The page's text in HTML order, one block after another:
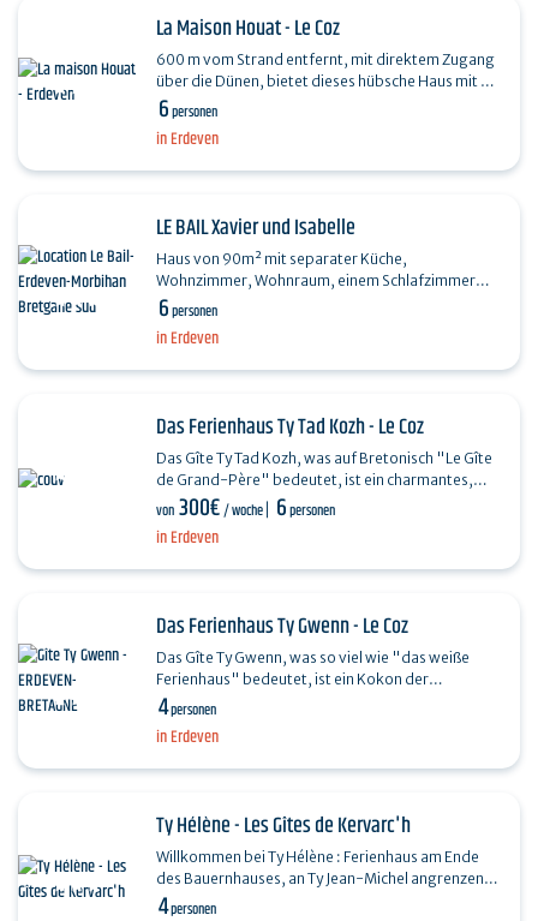
in Erdeven
La Maison Houat - Le Coz
600 m vom Strand entfernt, mit direktem Zugang
über die Dünen, bietet dieses hübsche Haus mit 3
Schlafzimmern Platz für bis zu 6 Personen. Es
verfügt…
6personen
in Erdeven
LE BAIL Xavier und Isabelle
Haus von 90m² mit separater Küche,
Wohnzimmer, Wohnraum, einem Schlafzimmer
(Bett 140) und WC im Erdgeschoss.
Obergeschoss: Duschbad mit WC und 2…
6personen
in Erdeven
Das Ferienhaus Ty Tad Kozh - Le Coz
Das Gîte Ty Tad Kozh, was auf Bretonisch "Le Gîte
de Grand-Père" bedeutet, ist ein charmantes,
ebenerdiges Ferienhaus, das vollständig darauf…
von 300€/ woche 6personen
in Erdeven
Das Ferienhaus Ty Gwenn - Le Coz
Das Gîte Ty Gwenn, was so viel wie "das weiße
Ferienhaus" bedeutet, ist ein Kokon der
Gelassenheit, der für bis zu 4 Personen konzipiert
wurde.…
4personen
Ty Hélène - Les Gîtes de Kervarc'h
Willkommen bei Ty Hélène : Ferienhaus am Ende
des Bauernhauses, an Ty Jean-Michel angrenzend.
Es ist ost-südlich ausgerichtet und wirkt…
4personen